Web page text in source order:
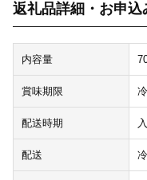
返礼品詳細・お申込
内容量
賞味期限
配送時期
配送